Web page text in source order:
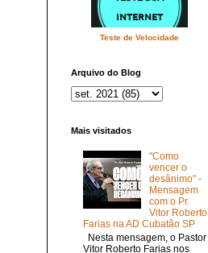
Teste de Velocidade
Arquivo do Blog
Mais visitados
"Como
vencer o
desânimo" -
Mensagem
com o Pr.
Vitor Roberto
Farias na AD Cubatão SP
Nesta mensagem, o Pastor
Vitor Roberto Farias nos